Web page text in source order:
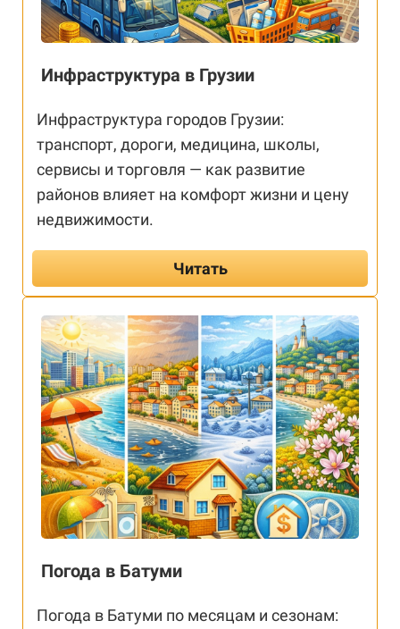
Инфраструктура в Грузии
Инфраструктура городов Грузии:
транспорт, дороги, медицина, школы,
сервисы и торговля — как развитие
районов влияет на комфорт жизни и цену
недвижимости.
Читать
Погода в Батуми
Погода в Батуми по месяцам и сезонам: